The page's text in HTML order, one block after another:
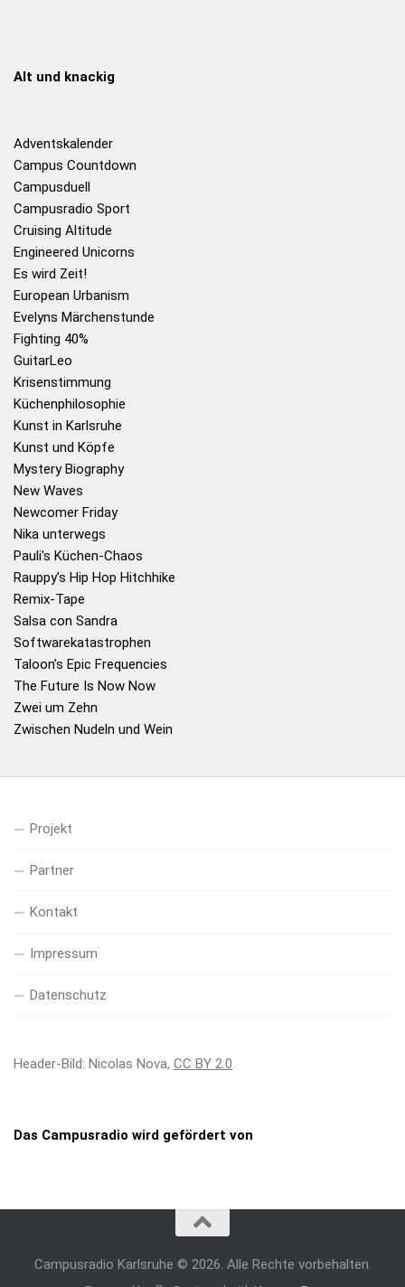
Alt und knackig
Adventskalender
Campus Countdown
Campusduell
Campusradio Sport
Cruising Altitude
Engineered Unicorns
Es wird Zeit!
European Urbanism
Evelyns Märchenstunde
Fighting 40%
GuitarLeo
Krisenstimmung
Küchenphilosophie
Kunst in Karlsruhe
Kunst und Köpfe
Mystery Biography
New Waves
Newcomer Friday
Nika unterwegs
Pauli's Küchen-Chaos
Rauppy’s Hip Hop Hitchhike
Remix-Tape
Salsa con Sandra
Softwarekatastrophen
Taloon’s Epic Frequencies
The Future Is Now Now
Zwei um Zehn
Zwischen Nudeln und Wein
Projekt
Partner
Kontakt
Impressum
Datenschutz
Header-Bild: Nicolas Nova, CC BY 2.0
Das Campusradio wird gefördert von
Campusradio Karlsruhe © 2026. Alle Rechte vorbehalten.